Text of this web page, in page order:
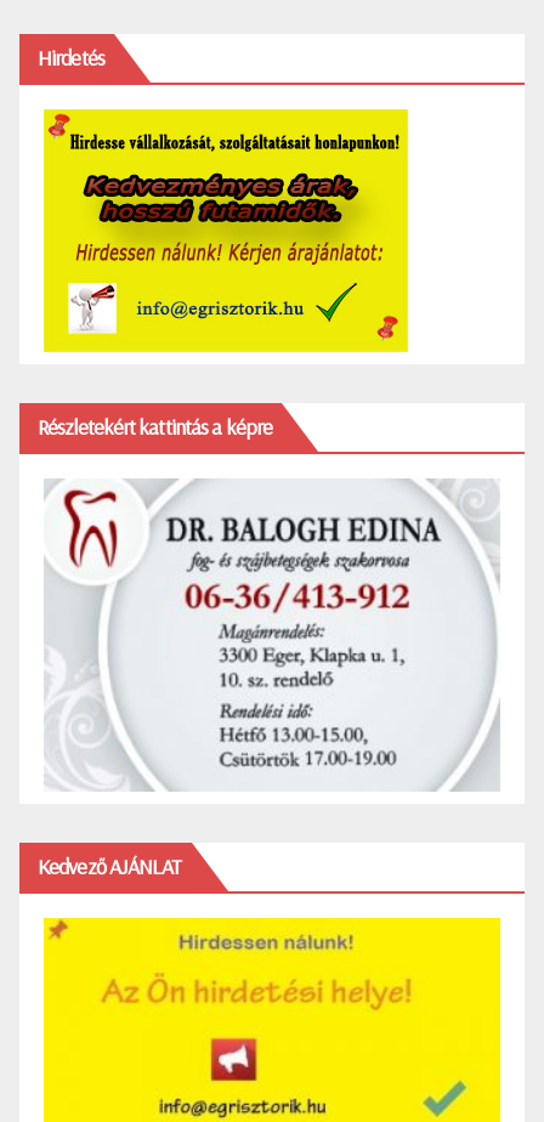
Hirdetés
Részletekért kattintás a képre
Kedvező AJÁNLAT